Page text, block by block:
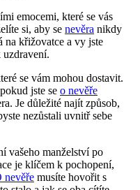
emocemi, které se vás
si, aby se nevěra nikdy
na křižovatce a vy jste
uzdravení.
se vám mohou dostavit.
jste se o nevěře
Je důležité najít způsob,
nezůstali uvnitř sebe
vašeho manželství po
je klíčem k pochopení,
nevěře musíte hovořit s